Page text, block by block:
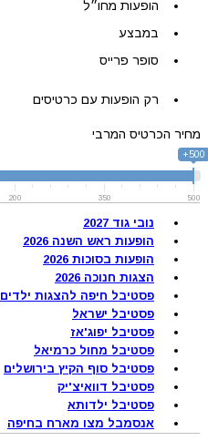
הופעות מחו״ל
במבצע
סופר פרייס
רק הופעות עם כרטיסים
מחיר הכרטיס המרבי
500+
200 350 500
נובי גוד 2027
הופעות ראש השנה 2026
הופעות בסוכות 2026
הצגות חנוכה 2026
פסטיבל חיפה להצגות ילדים
פסטיבל ישראל
פסטיבל יפוג'אז
פסטיבל מחול כרמיאל
פסטיבל סוף הקיץ בירושלים
פסטיבל דוואיצ'יק
פסטיבל ילדותא
אנסמבל מצו מארח בחיפה